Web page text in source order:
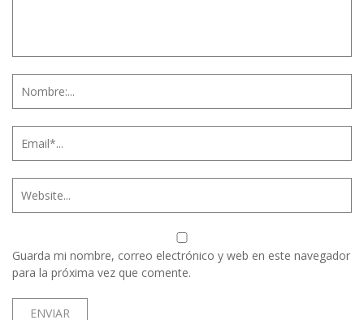
Guarda mi nombre, correo electrónico y web en este navegador
para la próxima vez que comente.